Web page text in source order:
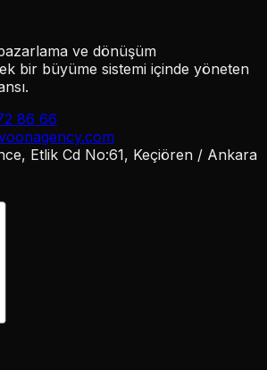
ve dönüşüm
bir büyüme sistemi içinde yöneten
86 66
Etlik Cd No:61, Keçiören / Ankara